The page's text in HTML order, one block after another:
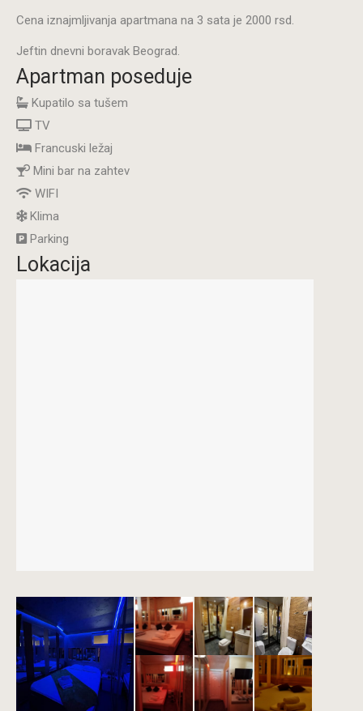
Cena iznajmljivanja apartmana na 3 sata je 2000 rsd.
Jeftin dnevni boravak Beograd.
Apartman poseduje
Kupatilo sa tušem
TV
Francuski ležaj
Mini bar na zahtev
WIFI
Klima
Parking
Lokacija